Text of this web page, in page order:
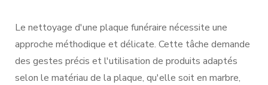
Le nettoyage d'une plaque funéraire nécessite une
approche méthodique et délicate. Cette tâche demande
des gestes précis et l'utilisation de produits adaptés
selon le matériau de la plaque, qu'elle soit en marbre,